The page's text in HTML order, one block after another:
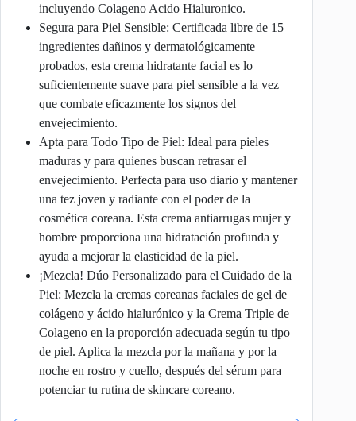
incluyendo Colageno Acido Hialuronico.
Segura para Piel Sensible: Certificada libre de 15
ingredientes dañinos y dermatológicamente
probados, esta crema hidratante facial es lo
suficientemente suave para piel sensible a la vez
que combate eficazmente los signos del
envejecimiento.
Apta para Todo Tipo de Piel: Ideal para pieles
maduras y para quienes buscan retrasar el
envejecimiento. Perfecta para uso diario y mantener
una tez joven y radiante con el poder de la
cosmética coreana. Esta crema antiarrugas mujer y
hombre proporciona una hidratación profunda y
ayuda a mejorar la elasticidad de la piel.
¡Mezcla! Dúo Personalizado para el Cuidado de la
Piel: Mezcla la cremas coreanas faciales de gel de
colágeno y ácido hialurónico y la Crema Triple de
Colageno en la proporción adecuada según tu tipo
de piel. Aplica la mezcla por la mañana y por la
noche en rostro y cuello, después del sérum para
potenciar tu rutina de skincare coreano.